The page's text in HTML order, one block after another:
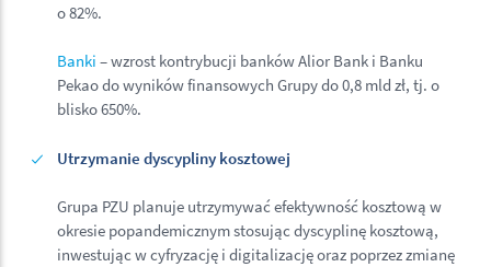
o 82%.
Banki – wzrost kontrybucji banków Alior Bank i Banku
Pekao do wyników finansowych Grupy do 0,8 mld zł, tj. o
blisko 650%.
Utrzymanie dyscypliny kosztowej
Grupa PZU planuje utrzymywać efektywność kosztową w
okresie popandemicznym stosując dyscyplinę kosztową,
inwestując w cyfryzację i digitalizację oraz poprzez zmianę